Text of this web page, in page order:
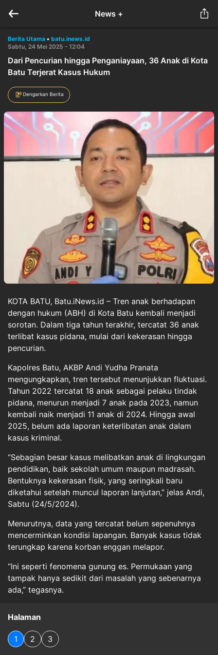
News +
Berita Utama • batu.inews.id
Sabtu, 24 Mei 2025 - 12:04
Dari Pencurian hingga Penganiayaan, 36 Anak di Kota
Batu Terjerat Kasus Hukum
Dengarkan Berita
KOTA BATU, Batu.iNews.id – Tren anak berhadapan
dengan hukum (ABH) di Kota Batu kembali menjadi
sorotan. Dalam tiga tahun terakhir, tercatat 36 anak
terlibat kasus pidana, mulai dari kekerasan hingga
pencurian.
Kapolres Batu, AKBP Andi Yudha Pranata
mengungkapkan, tren tersebut menunjukkan fluktuasi.
Tahun 2022 tercatat 18 anak sebagai pelaku tindak
pidana, menurun menjadi 7 anak pada 2023, namun
kembali naik menjadi 11 anak di 2024. Hingga awal
2025, belum ada laporan keterlibatan anak dalam
kasus kriminal.
“Sebagian besar kasus melibatkan anak di lingkungan
pendidikan, baik sekolah umum maupun madrasah.
Bentuknya kekerasan fisik, yang seringkali baru
diketahui setelah muncul laporan lanjutan,” jelas Andi,
Sabtu (24/5/2024).
Menurutnya, data yang tercatat belum sepenuhnya
mencerminkan kondisi lapangan. Banyak kasus tidak
terungkap karena korban enggan melapor.
“Ini seperti fenomena gunung es. Permukaan yang
tampak hanya sedikit dari masalah yang sebenarnya
ada,” tegasnya.
Halaman
1 2 3